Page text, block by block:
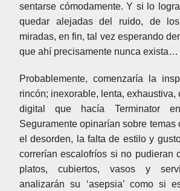
sentarse cómodamente. Y si lo
quedar alejadas del ruido, de
miradas, en fin, tal vez esperando
que ahí precisamente nunca exista…
Probablemente, comenzaría la
rincón; inexorable, lenta, exhaustiva,
digital que hacía Terminator
Seguramente opinarían sobre temas
el desorden, la falta de estilo y
correrían escalofríos si no pudieran
platos, cubiertos, vasos y
analizarán su ‘asepsia’ como si